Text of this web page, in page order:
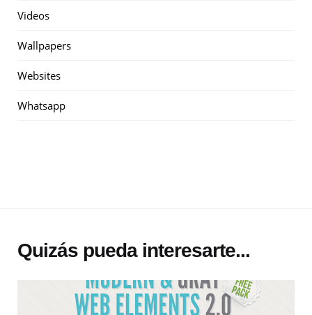
Videos
Wallpapers
Websites
Whatsapp
Quizás pueda interesarte...